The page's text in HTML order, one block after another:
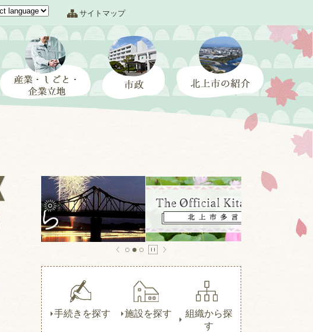
サイトマップ
手続きを探す 施設を探す
組織から探
す